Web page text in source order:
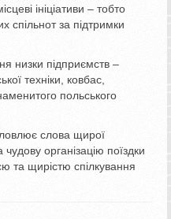
ініціативи – тобто
спільнот за підтримки
низки підприємств –
техніки, ковбас,
польського
слова щирої
організацію поїздки
та щирістю спілкування